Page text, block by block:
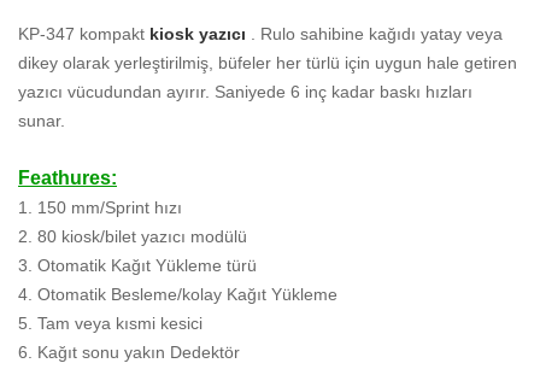
KP-347 kompakt kiosk yazıcı . Rulo sahibine kağıdı yatay veya
dikey olarak yerleştirilmiş, büfeler her türlü için uygun hale getiren
yazıcı vücudundan ayırır. Saniyede 6 inç kadar baskı hızları
sunar.
Feathures:
1. 150 mm/Sprint hızı
2. 80 kiosk/bilet yazıcı modülü
3. Otomatik Kağıt Yükleme türü
4. Otomatik Besleme/kolay Kağıt Yükleme
5. Tam veya kısmi kesici
6. Kağıt sonu yakın Dedektör